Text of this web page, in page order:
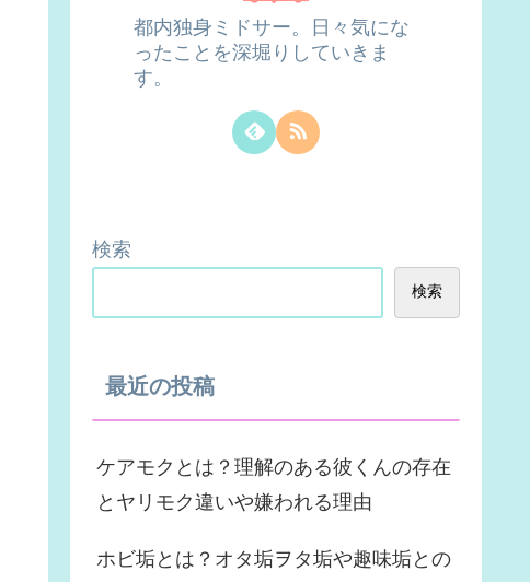
都内独身ミドサー。日々気にな
ったことを深堀りしていきま
す。
検索
検索
最近の投稿
ケアモクとは？理解のある彼くんの存在
とヤリモク違いや嫌われる理由
ホビ垢とは？オタ垢ヲタ垢や趣味垢との